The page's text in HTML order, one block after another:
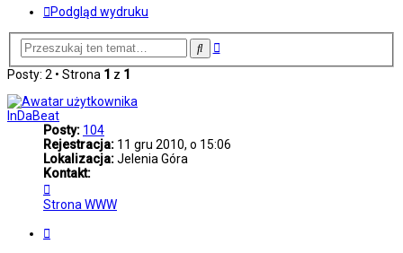
Podgląd wydruku
SzukajWyszukiwanie
Posty: 2 • Strona 1 z 1
InDaBeat
Posty: 104
Rejestracja: 11 gru 2010, o 15:06
Lokalizacja:Jelenia Góra
Kontakt:
się
z
Strona WWW